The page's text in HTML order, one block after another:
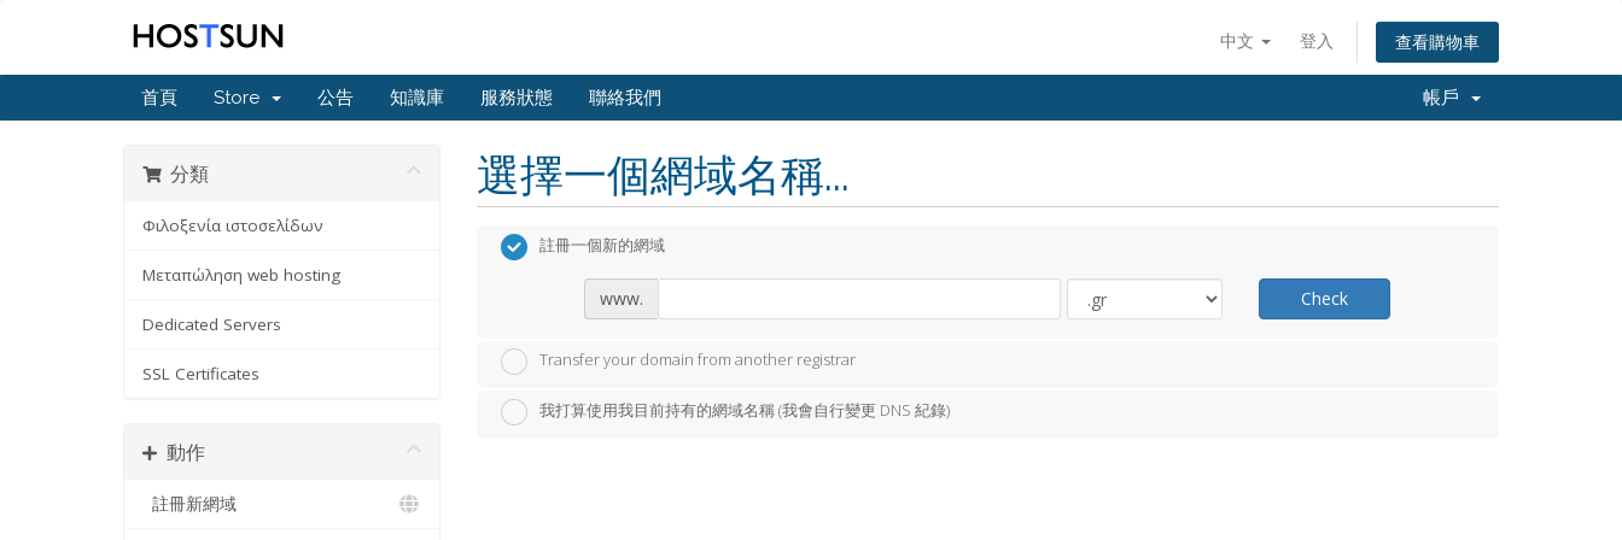
中文 登入 查看購物車
首頁 Store 公告 知識庫 服務狀態 聯絡我們 帳戶
分類
Φιλοξενία ιστοσελίδων
Μεταπώληση web hosting
Dedicated Servers
SSL Certificates
動作
註冊新網域
選擇一個網域名稱...
註冊一個新的網域
www. Check
Transfer your domain from another registrar
我打算使用我目前持有的網域名稱 (我會自行變更 DNS 紀錄)